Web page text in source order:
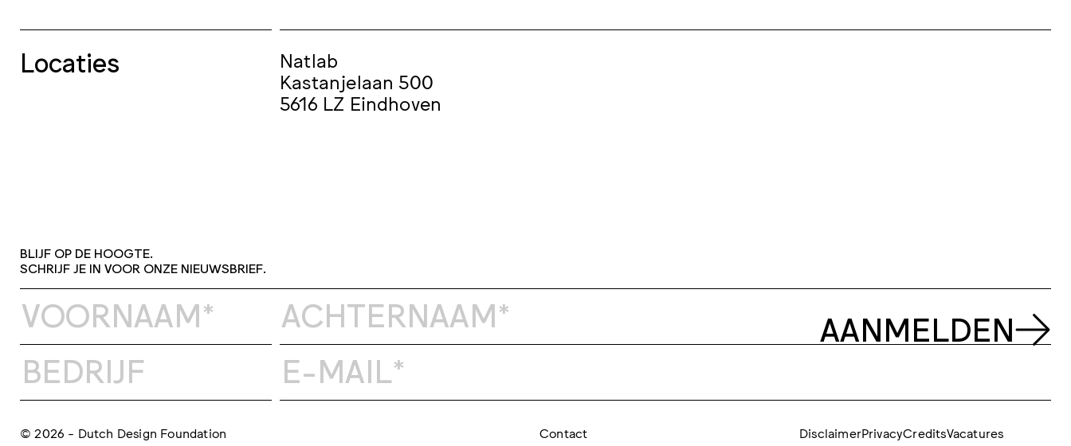
Locaties
Natlab
Kastanjelaan 500
5616 LZ Eindhoven
BLIJF OP DE HOOGTE.
SCHRIJF JE IN VOOR ONZE NIEUWSBRIEF.
AANMELDEN
Contact DisclaimerPrivacyCreditsVacatures
© 2026 - Dutch Design Foundation